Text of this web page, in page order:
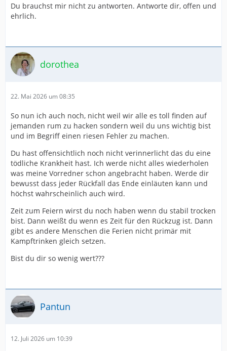
Du brauchst mir nicht zu antworten. Antworte dir, offen und
ehrlich.
dorothea
22. Mai 2026 um 08:35
So nun ich auch noch, nicht weil wir alle es toll finden auf
jemanden rum zu hacken sondern weil du uns wichtig bist
und im Begriff einen riesen Fehler zu machen.
Du hast offensichtlich noch nicht verinnerlicht das du eine
tödliche Krankheit hast. Ich werde nicht alles wiederholen
was meine Vorredner schon angebracht haben. Werde dir
bewusst dass jeder Rückfall das Ende einläuten kann und
höchst wahrscheinlich auch wird.
Zeit zum Feiern wirst du noch haben wenn du stabil trocken
bist. Dann weißt du wenn es Zeit für den Rückzug ist. Dann
gibt es andere Menschen die Ferien nicht primär mit
Kampftrinken gleich setzen.
Bist du dir so wenig wert???
Pantun
12. Juli 2026 um 10:39